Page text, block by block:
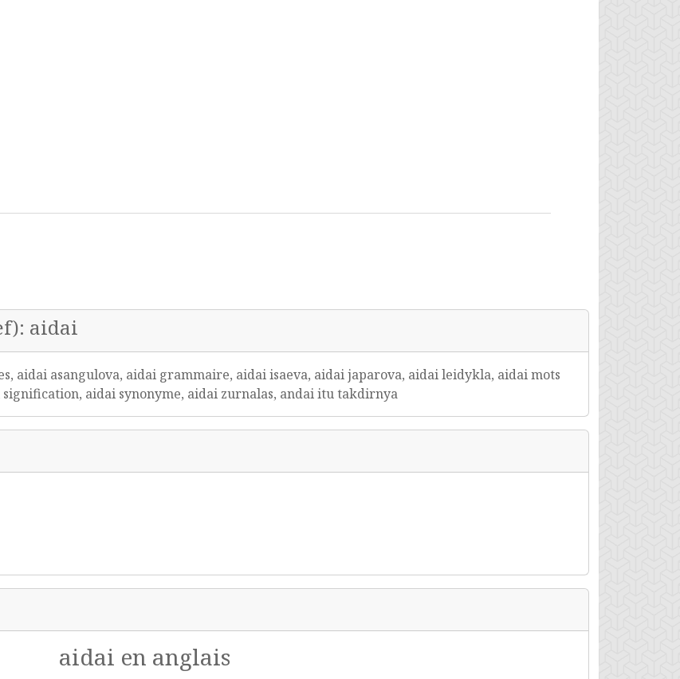
aidai
aidai asangulova, aidai grammaire, aidai isaeva, aidai japarova, aidai leidykla, aidai mots
aidai synonyme, aidai zurnalas, andai itu takdirnya
aidai en anglais